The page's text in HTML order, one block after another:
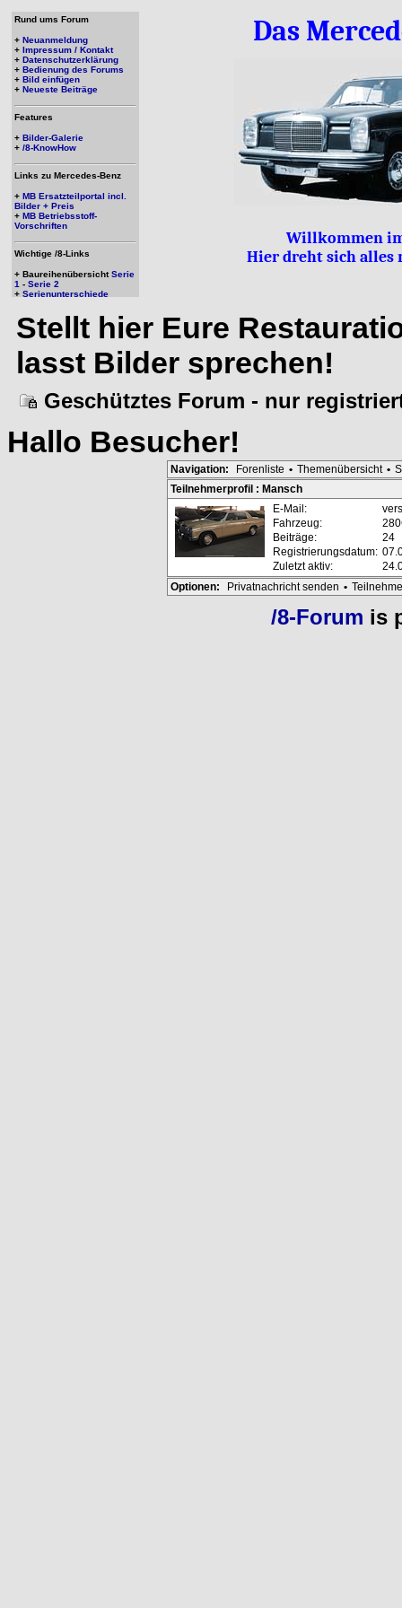
Rund ums Forum
+ Neuanmeldung
+ Impressum / Kontakt
+ Datenschutzerklärung
+ Bedienung des Forums
+ Bild einfügen
+ Neueste Beiträge
Features
+ Bilder-Galerie
+ /8-KnowHow
Links zu Mercedes-Benz
+ MB Ersatzteilportal incl.
Bilder + Preis
+ MB Betriebsstoff-
Vorschriften
Wichtige /8-Links
+ BaureihenübersichtSerie
1 - Serie 2
+ Serienunterschiede
Das
Willkommen
Hier dreht sich alles
Stellt hier Eure
lasst Bilder sprechen!
Geschütztes Forum - nur
Hallo Besucher!
Navigation: Forenliste • Themenübersicht •
Teilnehmerprofil : Mansch
E-Mail:
Fahrzeug:
Beiträge:
24
Registrierungsdatum:
Zuletzt aktiv:
Optionen:
Privatnachricht senden •
/8-Forum is